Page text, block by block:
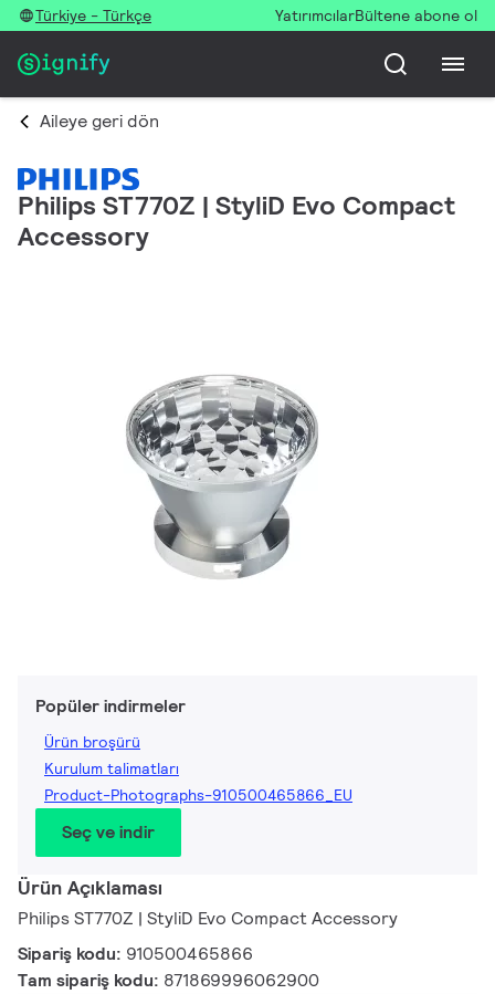
Türkiye - Türkçe YatırımcılarBültene abone ol
Aileye geri dön
Philips ST770Z | StyliD Evo Compact
Accessory
Popüler indirmeler
Ürün broşürü
Kurulum talimatları
Product-Photographs-910500465866_EU
Seç ve indir
Ürün Açıklaması
Philips ST770Z | StyliD Evo Compact Accessory
Sipariş kodu: 910500465866
Tam sipariş kodu: 871869996062900